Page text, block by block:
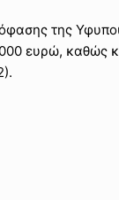
της
ευρώ, καθώς